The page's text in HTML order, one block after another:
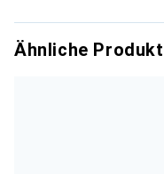
Ähnliche